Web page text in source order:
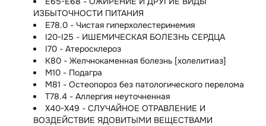
ИЗБЫТОЧНОСТИ ПИТАНИЯ
E78.0 - Чистая гиперхолестеринемия
I20-I25 - ИШЕМИЧЕСКАЯ БОЛЕЗНЬ СЕРДЦА
I70 - Атеросклероз
K80 - Желчнокаменная болезнь [холелитиаз]
M10 - Подагра
M81 - Остеопороз без патологического перелома
T78.4 - Аллергия неуточненная
X40-X49 - СЛУЧАЙНОЕ ОТРАВЛЕНИЕ И
ВОЗДЕЙСТВИЕ ЯДОВИТЫМИ ВЕЩЕСТВАМИ